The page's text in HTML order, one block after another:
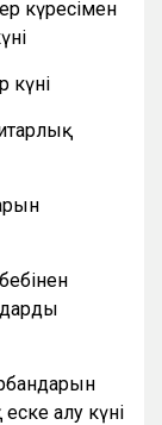
күресімен
күні
алу күні